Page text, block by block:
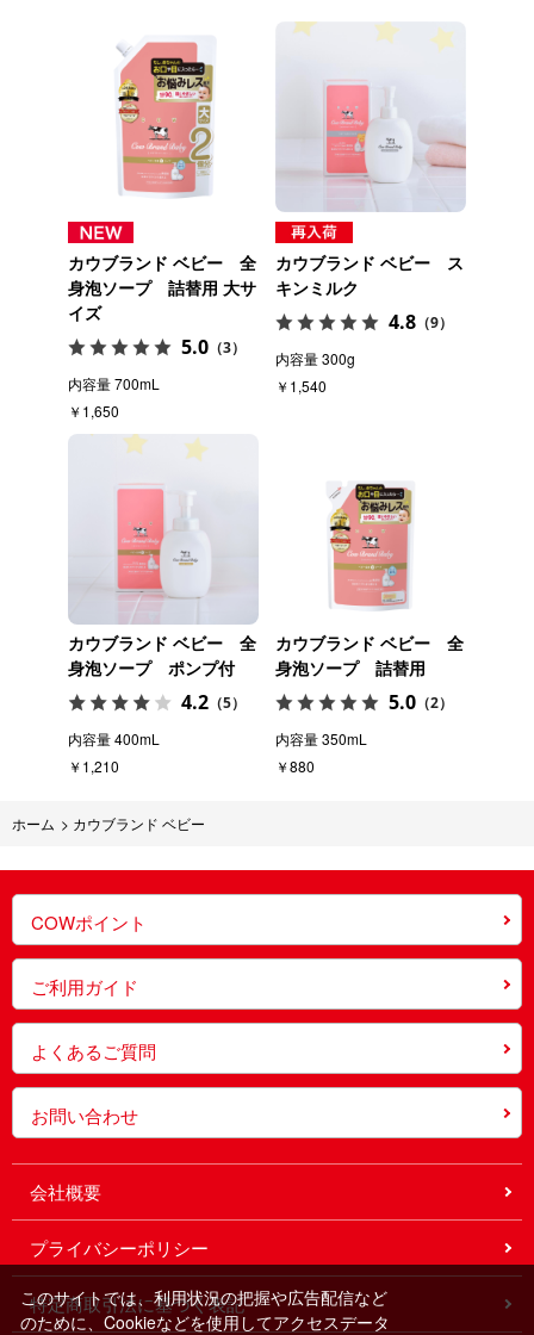
カウブランド ベビー 全
身泡ソープ 詰替用 大サ
イズ
5.0 （3）
内容量 700mL
￥1,650
カウブランド ベビー ス
キンミルク
4.8 （9）
内容量 300g
￥1,540
カウブランド ベビー 全
身泡ソープ ポンプ付
4.2 （5）
内容量 400mL
￥1,210
カウブランド ベビー 全
身泡ソープ 詰替用
5.0 （2）
内容量 350mL
￥880
ホーム > カウブランド ベビー
COWポイント
ご利用ガイド
よくあるご質問
お問い合わせ
会社概要
プライバシーポリシー
特定商取引法に基づく表記
このサイトでは、利用状況の把握や広告配信など
のために、Cookieなどを使用してアクセスデータ